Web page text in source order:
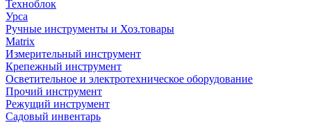
Техноблок
Урса
Ручные инструменты и Хоз.товары
Matrix
Измерительный инструмент
Крепежный инструмент
Осветительное и электротехническое оборудование
Прочий инструмент
Режущий инструмент
Садовый инвентарь